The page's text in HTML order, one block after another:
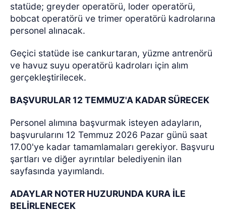
statüde; greyder operatörü, loder operatörü,
bobcat operatörü ve trimer operatörü kadrolarına
personel alınacak.
Geçici statüde ise cankurtaran, yüzme antrenörü
ve havuz suyu operatörü kadroları için alım
gerçekleştirilecek.
BAŞVURULAR 12 TEMMUZ'A KADAR SÜRECEK
Personel alımına başvurmak isteyen adayların,
başvurularını 12 Temmuz 2026 Pazar günü saat
17.00'ye kadar tamamlamaları gerekiyor. Başvuru
şartları ve diğer ayrıntılar belediyenin ilan
sayfasında yayımlandı.
ADAYLAR NOTER HUZURUNDA KURA İLE
BELİRLENECEK